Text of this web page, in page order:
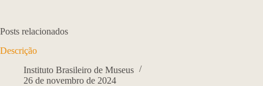
Posts relacionados
Descrição
Instituto Brasileiro de Museus
26 de novembro de 2024